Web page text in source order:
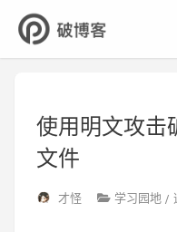
使用明文攻击
文件
才怪 学习园地